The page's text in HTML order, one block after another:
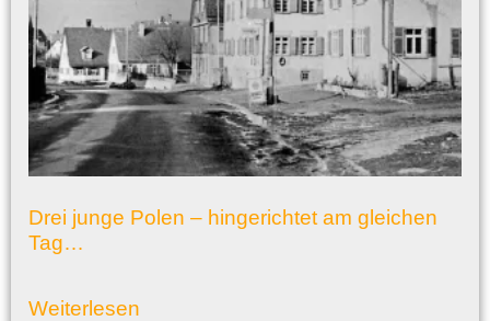
Drei junge Polen – hingerichtet am gleichen
Tag…
Weiterlesen